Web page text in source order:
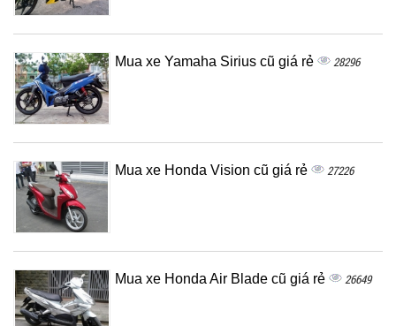
Mua xe Yamaha Sirius cũ giá rẻ 28296
Mua xe Honda Vision cũ giá rẻ 27226
Mua xe Honda Air Blade cũ giá rẻ 26649